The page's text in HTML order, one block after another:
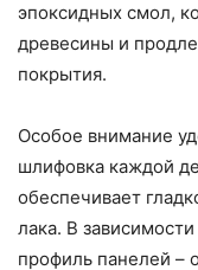
эпоксидных смол,
древесины и
покрытия.
Особое внимание
шлифовка каждой
обеспечивает
лака. В
профиль панелей –